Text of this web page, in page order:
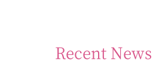
Recent News